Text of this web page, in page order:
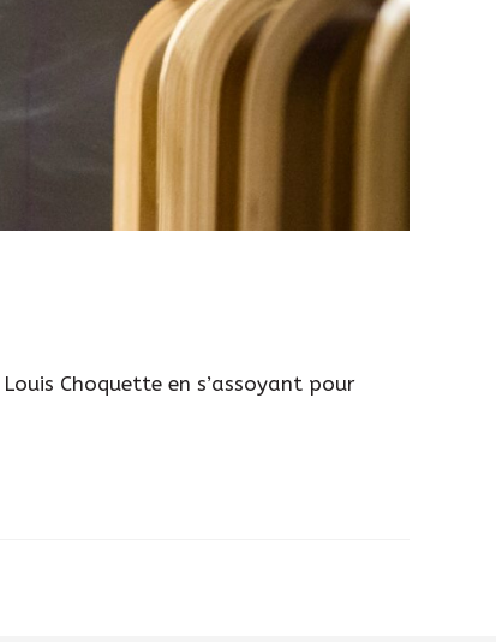
Choquette en s’assoyant pour